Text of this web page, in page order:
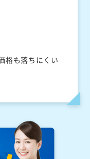
格も落ちにくい